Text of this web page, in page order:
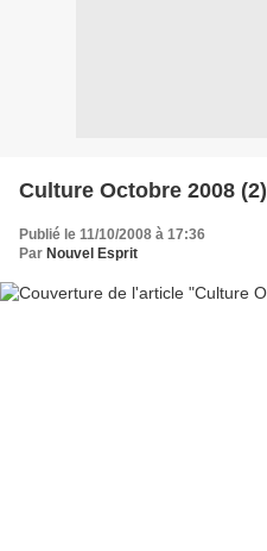
Culture Octobre 2008 (2)
Publié le 11/10/2008 à 17:36
Par Nouvel Esprit